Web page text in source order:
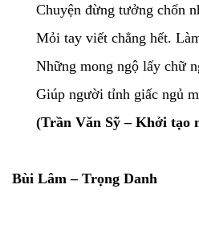
Chuyện đừng tưởng chốn
Mỏi tay viết chẳng hết.
Những mong ngộ lấy chữ
Giúp người tỉnh giấc ngủ
(Trần Văn Sỹ – Khởi tạo
Bùi Lâm – Trọng Danh